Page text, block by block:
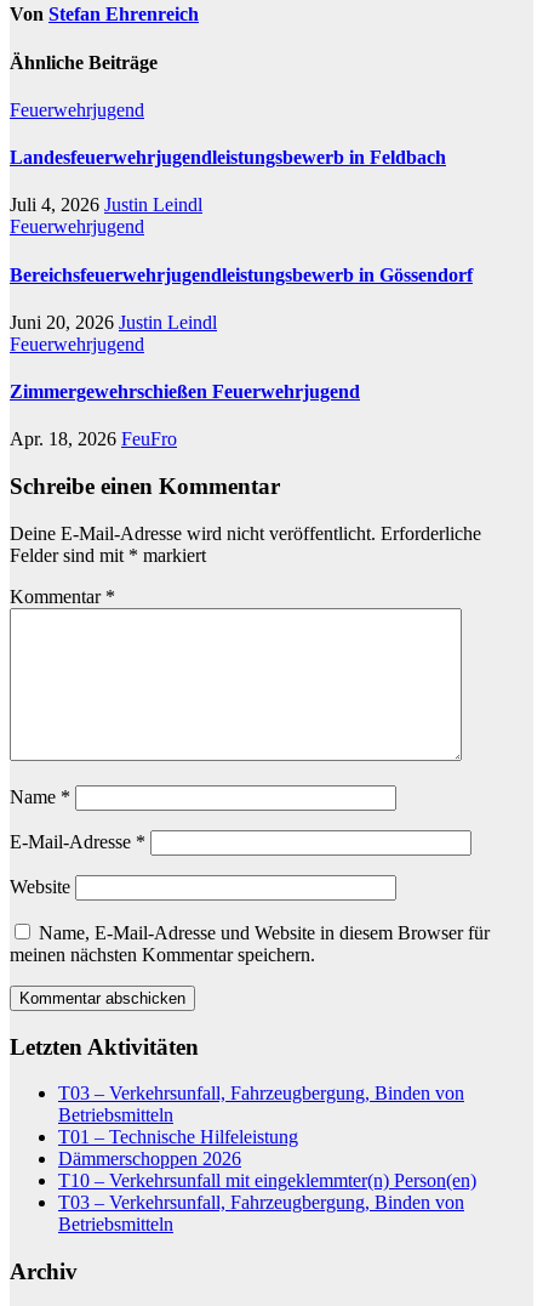
Von Stefan Ehrenreich
Ähnliche Beiträge
Feuerwehrjugend
Landesfeuerwehrjugendleistungsbewerb in Feldbach
Juli 4, 2026 Justin Leindl
Feuerwehrjugend
Bereichsfeuerwehrjugendleistungsbewerb in Gössendorf
Juni 20, 2026 Justin Leindl
Feuerwehrjugend
Zimmergewehrschießen Feuerwehrjugend
Apr. 18, 2026 FeuFro
Schreibe einen Kommentar
Deine E-Mail-Adresse wird nicht veröffentlicht. Erforderliche
Felder sind mit * markiert
Kommentar *
Name *
E-Mail-Adresse *
Website
Name, E-Mail-Adresse und Website in diesem Browser für
meinen nächsten Kommentar speichern.
Letzten Aktivitäten
T03 – Verkehrsunfall, Fahrzeugbergung, Binden von
Betriebsmitteln
T01 – Technische Hilfeleistung
Dämmerschoppen 2026
T10 – Verkehrsunfall mit eingeklemmter(n) Person(en)
T03 – Verkehrsunfall, Fahrzeugbergung, Binden von
Betriebsmitteln
Archiv